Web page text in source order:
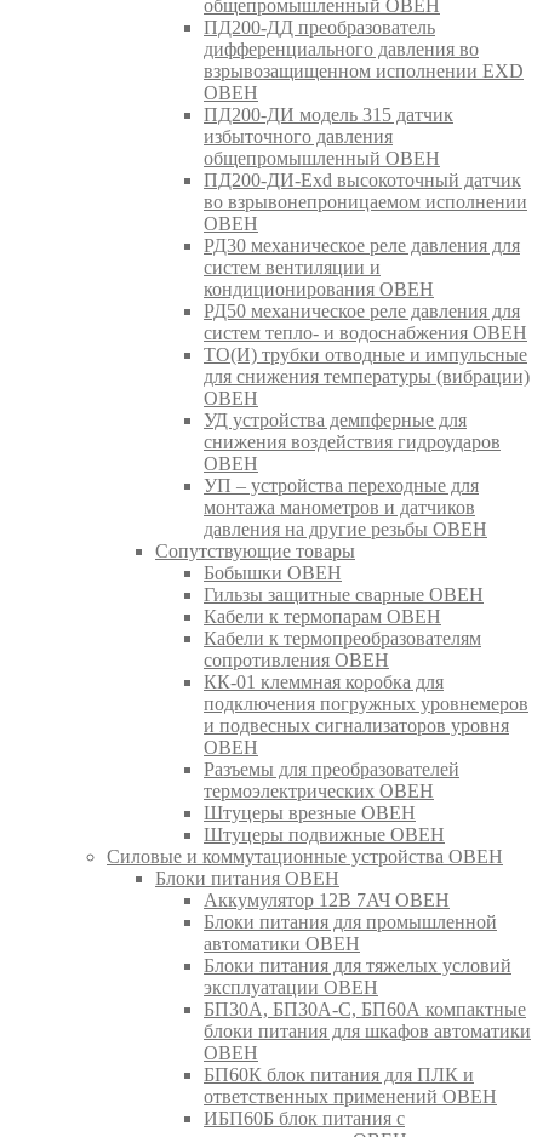
общепромышленный ОВЕН
ПД200-ДД преобразователь
дифференциального давления во
взрывозащищенном исполнении EXD
ОВЕН
ПД200-ДИ модель 315 датчик
избыточного давления
общепромышленный ОВЕН
ПД200-ДИ-Exd высокоточный датчик
во взрывонепроницаемом исполнении
ОВЕН
РД30 механическое реле давления для
систем вентиляции и
кондиционирования ОВЕН
РД50 механическое реле давления для
систем тепло- и водоснабжения ОВЕН
ТО(И) трубки отводные и импульсные
для снижения температуры (вибрации)
ОВЕН
УД устройства демпферные для
снижения воздействия гидроударов
ОВЕН
УП – устройства переходные для
монтажа манометров и датчиков
давления на другие резьбы ОВЕН
Сопутствующие товары
Бобышки ОВЕН
Гильзы защитные сварные ОВЕН
Кабели к термопарам ОВЕН
Кабели к термопреобразователям
сопротивления ОВЕН
КК-01 клеммная коробка для
подключения погружных уровнемеров
и подвесных сигнализаторов уровня
ОВЕН
Разъемы для преобразователей
термоэлектрических ОВЕН
Штуцеры врезные ОВЕН
Штуцеры подвижные ОВЕН
Силовые и коммутационные устройства ОВЕН
Блоки питания ОВЕН
Аккумулятор 12В 7АЧ ОВЕН
Блоки питания для промышленной
автоматики ОВЕН
Блоки питания для тяжелых условий
эксплуатации ОВЕН
БП30А, БП30А-С, БП60А компактные
блоки питания для шкафов автоматики
ОВЕН
БП60К блок питания для ПЛК и
ответственных применений ОВЕН
ИБП60Б блок питания с